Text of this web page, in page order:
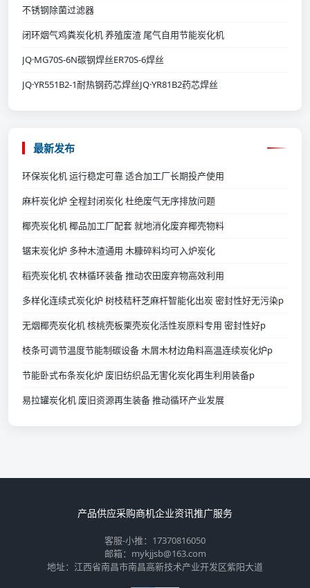
不锈钢除菌过滤器
闭环烟气鸡粪炭化机 养殖废渣 尾气自用节能炭化机
JQ·MG70S-6N碳钢焊丝ER70S-6焊丝
JQ·YR551B2-1耐热钢药芯焊丝JQ·YR81B2药芯焊丝
最新发布
环保炭化机 运行稳定可靠 适合加工厂长期投产使用
麻杆炭化炉 全程封闭炭化 杜绝废气无序排放问题
椰壳炭化机 椰品加工厂配套 就地消化废弃椰壳物料
锯末炭化炉 多种木渣通用 木糠碎料均可入炉炭化
稻壳炭化机 农林循环装备 推动农田废弃物高效利用
多样化连续式炭化炉 树枝秸秆芝麻杆智能化出炭 密封性好无污染p
无烟椰壳炭化机 核桃壳板栗壳炭化活性炭原料专用 密封性好p
枝条可调节温度节能制碳设备 木屑木材边角料高温连续炭化炉p
节能卧式布条炭化炉 废旧纺织品无害化炭化再生利用装备p
易拉罐炭化机 废旧资源再生装备 推动循环产业发展
产品供应采购商机企业资讯推广服务
客服-小推：17370816050
邮箱：mykjjsb@163.com
地址：江西省南昌市南昌高新技术产业开发区紫阳大道